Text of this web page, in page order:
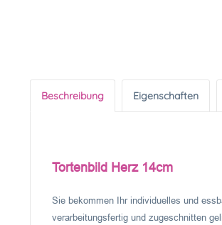
Beschreibung Eigenschaften
Tortenbild Herz 14cm
Sie bekommen Ihr individuelles und
verarbeitungsfertig und zugeschnitten